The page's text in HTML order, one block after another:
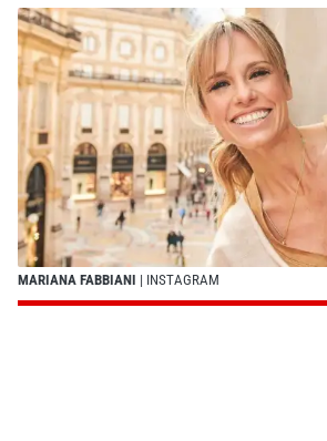
MARIANA FABBIANI | INSTAGRAM